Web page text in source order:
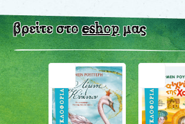
βρείτε στοeshopμας